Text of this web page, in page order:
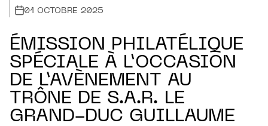
01 OCTOBRE 2025
ÉMISSION PHILATÉLIQUE
SPÉCIALE À L’OCCASION
DE L’AVÈNEMENT AU
TRÔNE DE S.A.R. LE
GRAND-DUC GUILLAUME